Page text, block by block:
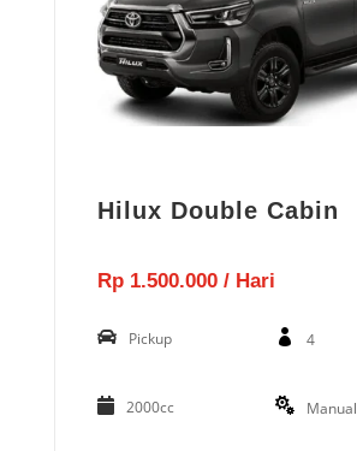
Hilux Double Cabin
Rp 1.500.000 / Hari
Pickup 4
2000cc Manual